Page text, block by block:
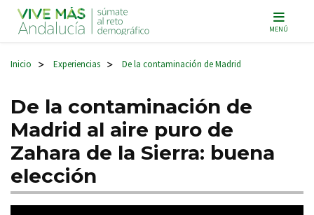
Navegación principal MENÚ
Inicio > Experiencias > De la contaminación de Madrid
De la contaminación de
Madrid al aire puro de
Zahara de la Sierra: buena
elección